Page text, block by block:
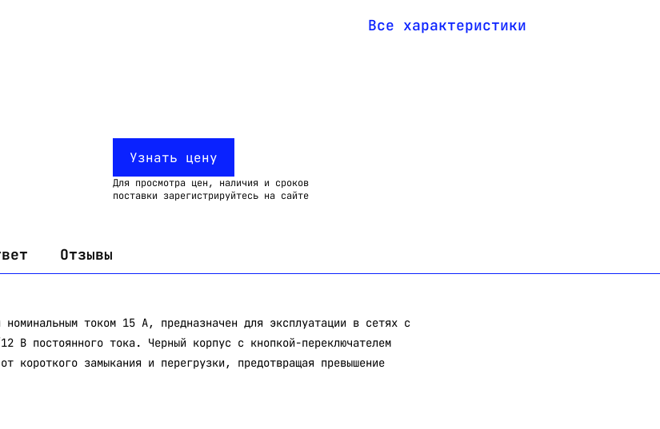
Узнать цену
Для просмотра цен, наличия и сроков
поставки зарегистрируйтесь на сайте
Все характеристики
Отзывы
номинальным током 15 А, предназначен для эксплуатации в сетях с
В постоянного тока. Черный корпус с кнопкой-переключателем
короткого замыкания и перегрузки, предотвращая превышение